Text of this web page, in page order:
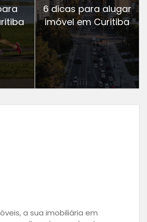
6 dicas para alugar
imóvel em Curitiba
a sua imobiliária em